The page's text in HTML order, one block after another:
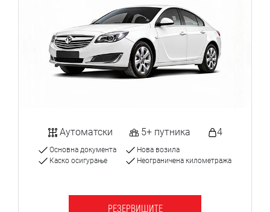
Аутоматски 5+ путника 4
Основна документа
Каско осигурање
Нова возила
Неограничена километража
РЕЗЕРВИШИТЕ